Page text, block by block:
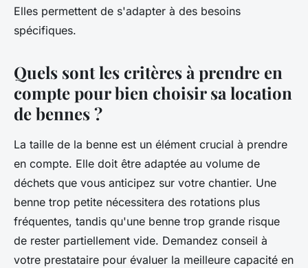
Elles permettent de s'adapter à des besoins
spécifiques.
Quels sont les critères à prendre en
compte pour bien choisir sa location
de bennes ?
La taille de la benne est un élément crucial à prendre
en compte. Elle doit être adaptée au volume de
déchets que vous anticipez sur votre chantier. Une
benne trop petite nécessitera des rotations plus
fréquentes, tandis qu'une benne trop grande risque
de rester partiellement vide. Demandez conseil à
votre prestataire pour évaluer la meilleure capacité en